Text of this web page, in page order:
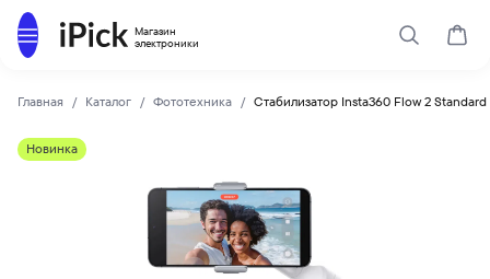
Магазин
электроники
Каталог
Поиск
Главная Каталог Фототехника Стабилизатор Insta360 Flow 2
Новинка
Insta360
Купить Стабилизатор Insta360 Flow 2 Standard Bundle